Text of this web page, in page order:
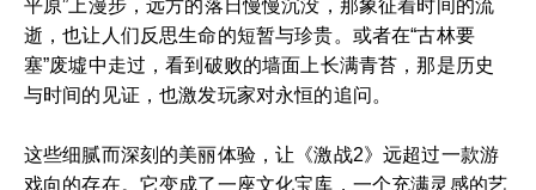
平原”上漫步，远方的落日慢慢沉没，那象征着时间的流
逝，也让人们反思生命的短暂与珍贵。或者在“古林要
塞”废墟中走过，看到破败的墙面上长满青苔，那是历史
与时间的见证，也激发玩家对永恒的追问。
这些细腻而深刻的美丽体验，让《激战2》远超过一款游
戏向的存在。它变成了一座文化宝库，一个充满灵感的艺